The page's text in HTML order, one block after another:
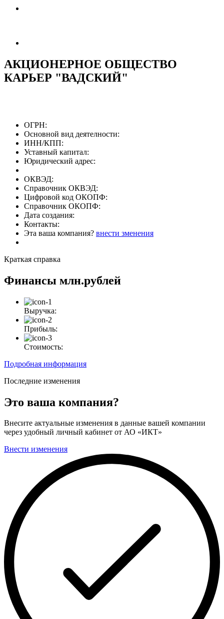
АКЦИОНЕРНОЕ ОБЩЕСТВО
КАРЬЕР "ВАДСКИЙ"
ОГРН:
Основной вид деятелности:
ИНН/КПП:
Уставный капитал:
Юридический адрес:
ОКВЭД:
Справочник ОКВЭД:
Цифровой код ОКОПФ:
Справочник ОКОПФ:
Дата создания:
Контакты:
Эта ваша компания? внести зменения
Краткая справка
Финансы млн.рублей
Выручка:
Прибыль:
Стоимость:
Подробная информация
Последние изменения
Это ваша компания?
Внесите актуальные изменения в данные вашей компании
через удобный личный кабинет от АО «ИКТ»
Внести изменения